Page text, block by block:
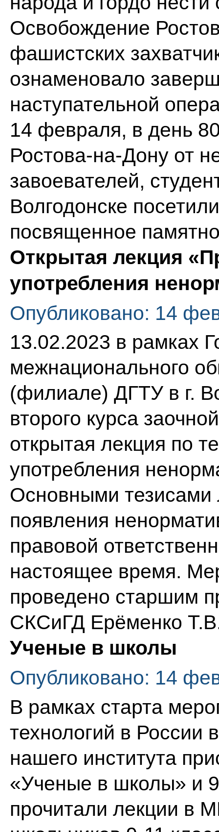
Освобождение
фашистских
ознаменовало
наступательной
14 февраля, в день
Ростова-на-Дону от
завоевателей,
Волгодонске
посвященное
Открытая лекция
употребления
Опубликовано: 14
13.02.2023 в рамках
межнационального
(филиале) ДГТУ в г.
второго курса
открытая лекция по
употребления
Основными тезисами
появления
правовой
настоящее время.
проведено старшим
СКСиГД Ерёменко
Ученые в школы
Опубликовано: 14
В рамках старта
технологий в России
нашего института
«Ученые в школы» и
прочитали лекции